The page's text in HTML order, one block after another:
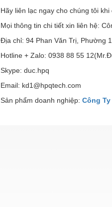
Hãy liên lạc ngay cho chúng tôi
Mọi thông tin chi tiết xin liên hệ:
Địa chỉ: 94 Phan Văn Trị, Phường
Hotline + Zalo: 0938 88 55
Skype: duc.hpq
Email: kd1@hpqtech.com
Sản phẩm doanh nghiệp: Công